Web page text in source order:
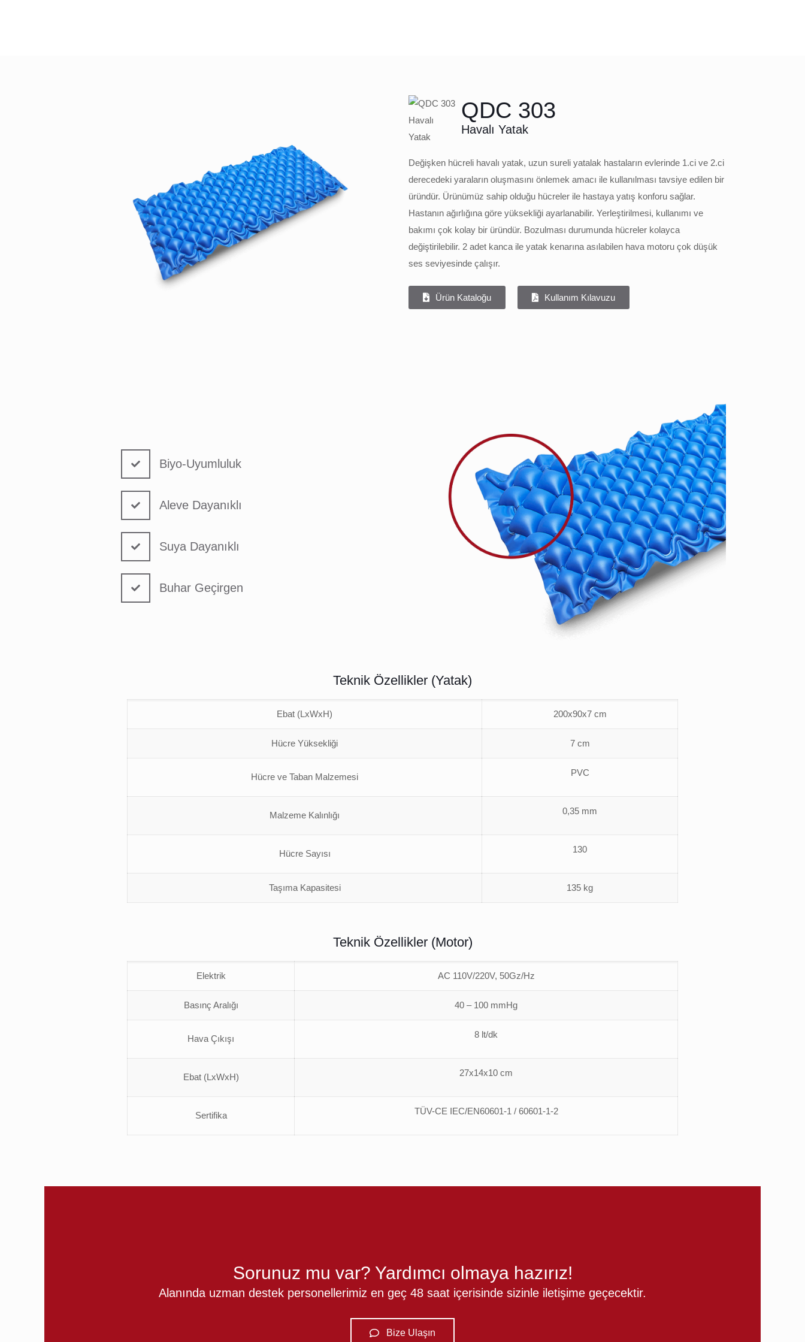
QDC 303
Havalı Yatak
Değişken hücreli havalı yatak, uzun sureli yatalak hastaların evlerinde 1.ci ve 2.ci
derecedeki yaraların oluşmasını önlemek amacı ile kullanılması tavsiye edilen bir
üründür. Ürünümüz sahip olduğu hücreler ile hastaya yatış konforu sağlar.
Hastanın ağırlığına göre yüksekliği ayarlanabilir. Yerleştirilmesi, kullanımı ve
bakımı çok kolay bir üründür. Bozulması durumunda hücreler kolayca
değiştirilebilir. 2 adet kanca ile yatak kenarına asılabilen hava motoru çok düşük
ses seviyesinde çalışır.
Ürün Kataloğu Kullanım Kılavuzu
Biyo-Uyumluluk
Aleve Dayanıklı
Suya Dayanıklı
Buhar Geçirgen
Teknik Özellikler (Yatak)
Ebat (LxWxH) 200x90x7 cm
Hücre Yüksekliği 7 cm
Hücre ve Taban Malzemesi PVC
Malzeme Kalınlığı 0,35 mm
Hücre Sayısı 130
Taşıma Kapasitesi 135 kg
Teknik Özellikler (Motor)
Elektrik AC 110V/220V, 50Gz/Hz
Basınç Aralığı 40 – 100 mmHg
Hava Çıkışı 8 lt/dk
Ebat (LxWxH) 27x14x10 cm
Sertifika TÜV-CE IEC/EN60601-1 / 60601-1-2
Sorunuz mu var? Yardımcı olmaya hazırız!
Alanında uzman destek personellerimiz en geç 48 saat içerisinde sizinle iletişime geçecektir.
Bize Ulaşın